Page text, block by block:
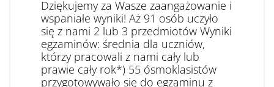
Dziękujemy za Wasze zaangażowanie i
wspaniałe wyniki! Aż 91 osób uczyło
się z nami 2 lub 3 przedmiotów Wyniki
egzaminów: średnia dla uczniów,
którzy pracowali z nami cały lub
prawie cały rok*) 55 ósmoklasistów
przygotowywało się do egzaminu z